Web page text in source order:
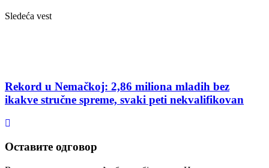
Sledeća vest
Rekord u Nemačkoj: 2,86 miliona mladih bez
ikakve stručne spreme, svaki peti nekvalifikovan
Оставите одговор